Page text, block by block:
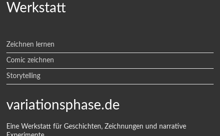
Werkstatt
Zeichnen lernen
Comic zeichnen
Storytelling
variationsphase.de
Eine Werkstatt für Geschichten, Zeichnungen und narrative